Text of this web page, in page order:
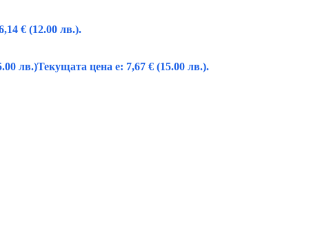
€ (12.00 лв.).
лв.)Текущата цена е: 7,67 € (15.00 лв.).